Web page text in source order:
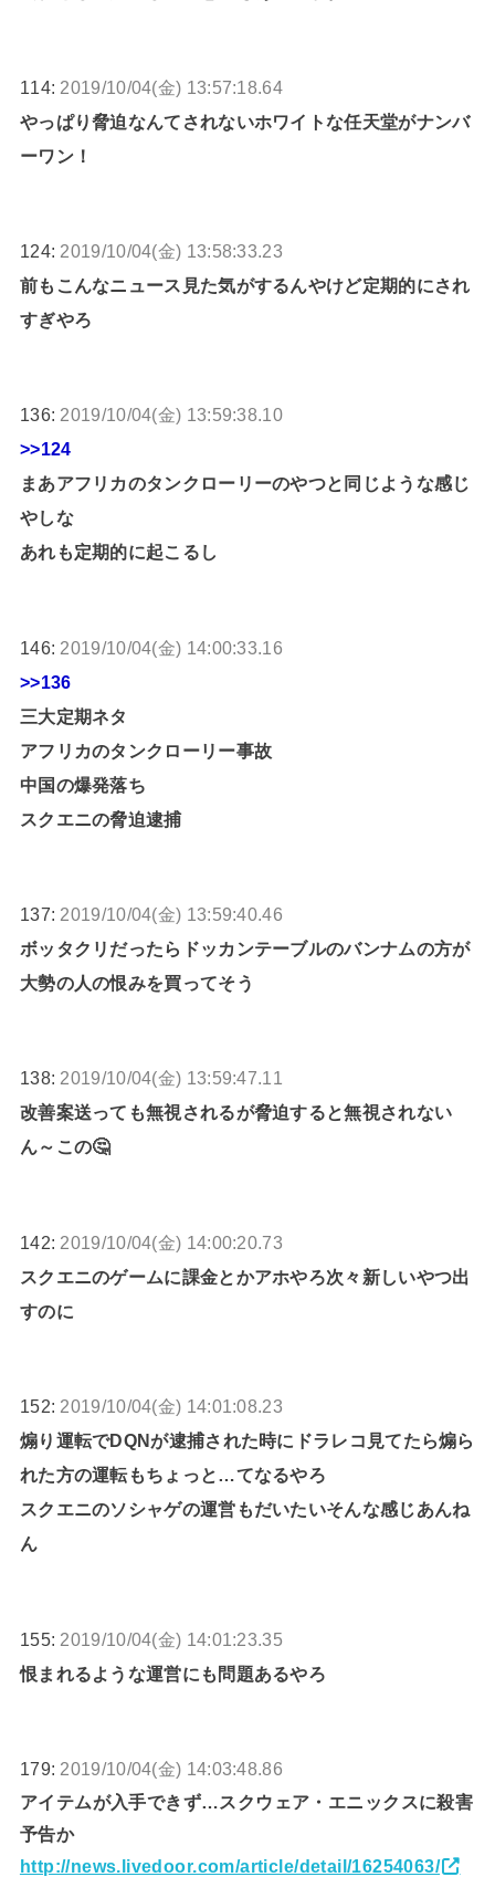
114: 2019/10/04(金) 13:57:18.64
やっぱり脅迫なんてされないホワイトな任天堂がナンバ
ーワン！
124: 2019/10/04(金) 13:58:33.23
前もこんなニュース見た気がするんやけど定期的にされ
すぎやろ
136: 2019/10/04(金) 13:59:38.10
>>124
まあアフリカのタンクローリーのやつと同じような感じ
やしな
あれも定期的に起こるし
146: 2019/10/04(金) 14:00:33.16
>>136
三大定期ネタ
アフリカのタンクローリー事故
中国の爆発落ち
スクエニの脅迫逮捕
137: 2019/10/04(金) 13:59:40.46
ボッタクリだったらドッカンテーブルのバンナムの方が
大勢の人の恨みを買ってそう
138: 2019/10/04(金) 13:59:47.11
改善案送っても無視されるが脅迫すると無視されない
ん～この🤔
142: 2019/10/04(金) 14:00:20.73
スクエニのゲームに課金とかアホやろ次々新しいやつ出
すのに
152: 2019/10/04(金) 14:01:08.23
煽り運転でDQNが逮捕された時にドラレコ見てたら煽ら
れた方の運転もちょっと…てなるやろ
スクエニのソシャゲの運営もだいたいそんな感じあんね
ん
155: 2019/10/04(金) 14:01:23.35
恨まれるような運営にも問題あるやろ
179: 2019/10/04(金) 14:03:48.86
アイテムが入手できず…スクウェア・エニックスに殺害
予告か
http://news.livedoor.com/article/detail/16254063/